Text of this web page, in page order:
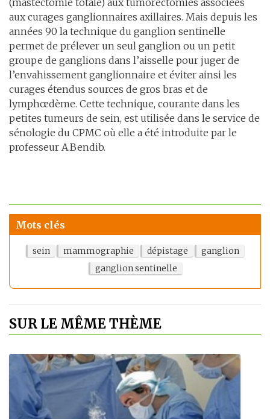
(mastectomie totale) aux tumorectomies associées
aux curages ganglionnaires axillaires. Mais depuis les
années 90 la technique du ganglion sentinelle
permet de prélever un seul ganglion ou un petit
groupe de ganglions dans l’aisselle pour juger de
l’envahissement ganglionnaire et éviter ainsi les
curages étendus sources de gros bras et de
lymphœdème. Cette technique, courante dans les
petites tumeurs de sein, est utilisée dans le service de
sénologie du CPMC où elle a été introduite par le
professeur A.Bendib.
Mots clés
sein mammographie dépistage
ganglion
ganglion sentinelle
SUR LE MÊME THÈME